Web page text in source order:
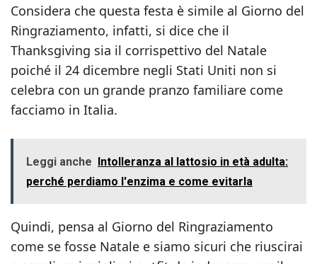
Considera che questa festa è simile al Giorno del
Ringraziamento, infatti, si dice che il
Thanksgiving sia il corrispettivo del Natale
poiché il 24 dicembre negli Stati Uniti non si
celebra con un grande pranzo familiare come
facciamo in Italia.
Leggi anche Intolleranza al lattosio in età adulta:
perché perdiamo l'enzima e come evitarla
Quindi, pensa al Giorno del Ringraziamento
come se fosse Natale e siamo sicuri che riuscirai